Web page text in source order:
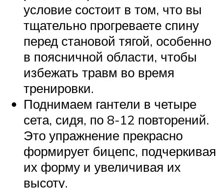
условие состоит в том, что вы
тщательно прогреваете спину
перед становой тягой, особенно
в поясничной области, чтобы
избежать травм во время
тренировки.
Поднимаем гантели в четыре
сета, сидя, по 8-12 повторений.
Это упражнение прекрасно
формирует бицепс, подчеркивая
их форму и увеличивая их
высоту.